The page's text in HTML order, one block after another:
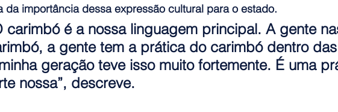
da importância dessa expressão cultural para o estado.
carimbó é a nossa linguagem principal. A gente
a gente tem a prática do carimbó dentro
geração teve isso muito fortemente. É uma
nossa”, descreve.